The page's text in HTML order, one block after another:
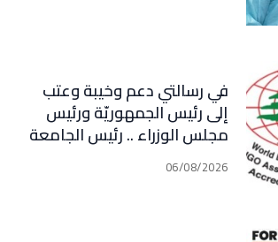
في رسالتي دعم وخيبة وعتب
إلى رئيس الجمهوريّة ورئيس
مجلس الوزراء .. رئيس الجامعة
اللبنانية الثقافيّة في العالم
(WLCU) يؤكد دعم الدّولة06/08/2026